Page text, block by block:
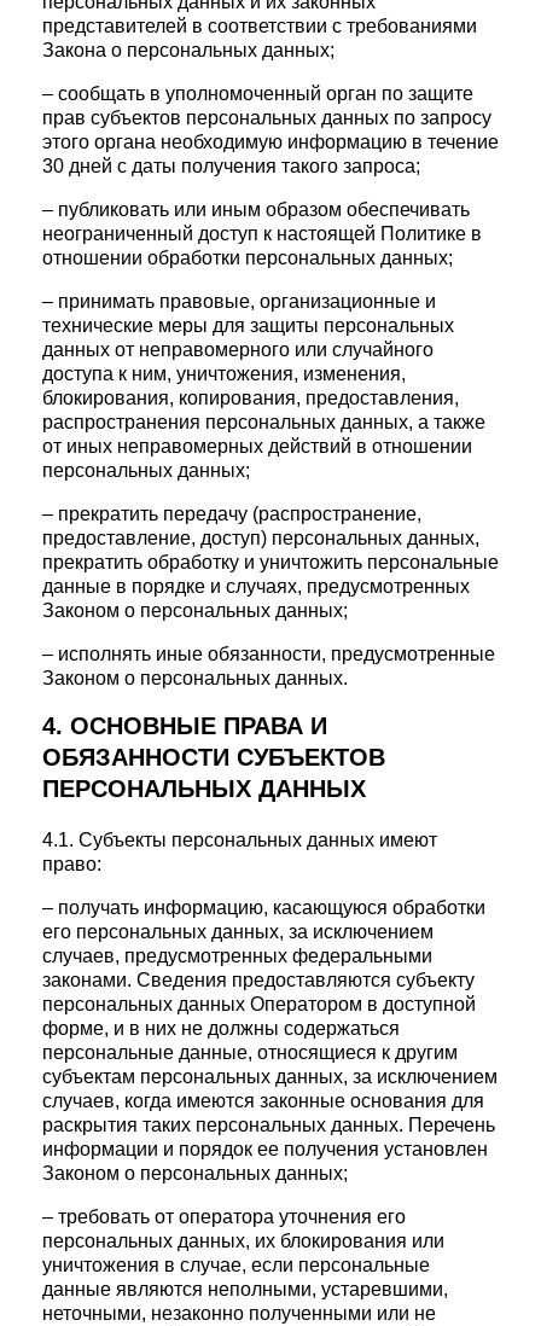
представителей в соответствии с требованиями
Закона о персональных данных;
– сообщать в уполномоченный орган по защите
прав субъектов персональных данных по запросу
этого органа необходимую информацию в течение
30 дней с даты получения такого запроса;
– публиковать или иным образом обеспечивать
неограниченный доступ к настоящей Политике в
отношении обработки персональных данных;
– принимать правовые, организационные и
технические меры для защиты персональных
данных от неправомерного или случайного
доступа к ним, уничтожения, изменения,
блокирования, копирования, предоставления,
распространения персональных данных, а также
от иных неправомерных действий в отношении
персональных данных;
– прекратить передачу (распространение,
предоставление, доступ) персональных данных,
прекратить обработку и уничтожить персональные
данные в порядке и случаях, предусмотренных
Законом о персональных данных;
– исполнять иные обязанности, предусмотренные
Законом о персональных данных.
4. ОСНОВНЫЕ ПРАВА И
ОБЯЗАННОСТИ СУБЪЕКТОВ
ПЕРСОНАЛЬНЫХ ДАННЫХ
4.1. Субъекты персональных данных имеют
право:
– получать информацию, касающуюся обработки
его персональных данных, за исключением
случаев, предусмотренных федеральными
законами. Сведения предоставляются субъекту
персональных данных Оператором в доступной
форме, и в них не должны содержаться
персональные данные, относящиеся к другим
субъектам персональных данных, за исключением
случаев, когда имеются законные основания для
раскрытия таких персональных данных. Перечень
информации и порядок ее получения установлен
Законом о персональных данных;
– требовать от оператора уточнения его
персональных данных, их блокирования или
уничтожения в случае, если персональные
данные являются неполными, устаревшими,
неточными, незаконно полученными или не